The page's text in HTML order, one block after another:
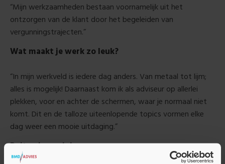
“Mijn werkzaamheden bestaan voornamelijk uit het
ontzorgen van de klant door het begeleiden van
vergunningstrajecten.”
Wat maakt je werk zo leuk?
“In mijn werkveld is iedere dag anders. Van metaal tot lijm;
alles is mogelijk! Daarnaast kom ik als adviseur op allerlei
plekken, voor en achter de schermen, waar je normaal niet
komt. Dit en de talloze uiteenlopende topics vormen elke
dag weer een mooie uitdaging.”
Buiten je werkdag